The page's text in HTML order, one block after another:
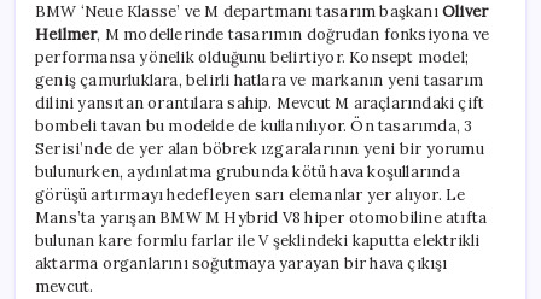
BMW ‘Neue Klasse’ ve M departmanı tasarım başkanıOliver
Heilmer, M modellerinde tasarımın doğrudan fonksiyona ve
performansa yönelik olduğunu belirtiyor. Konsept model;
geniş çamurluklara, belirli hatlara ve markanın yeni tasarım
dilini yansıtan orantılara sahip. Mevcut M araçlarındaki çift
bombeli tavan bu modelde de kullanılıyor. Ön tasarımda, 3
Serisi’nde de yer alan böbrek ızgaralarının yeni bir yorumu
bulunurken, aydınlatma grubunda kötü hava koşullarında
görüşü artırmayı hedefleyen sarı elemanlar yer alıyor. Le
Mans’ta yarışan BMW M Hybrid V8 hiper otomobiline atıfta
bulunan kare formlu farlar ile V şeklindeki kaputta elektrikli
aktarma organlarını soğutmaya yarayan bir hava çıkışı
mevcut.